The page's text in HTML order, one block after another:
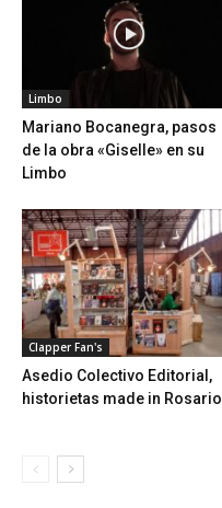
Limbo
Mariano Bocanegra, pasos
de la obra «Giselle» en su
Limbo
Clapper Fan's
Asedio Colectivo Editorial,
historietas made in Rosario